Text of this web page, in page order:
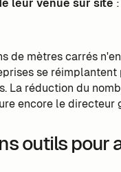
leur venue sur site
de mètres carrés
se
La réduction du
encore le directeur
outils pour